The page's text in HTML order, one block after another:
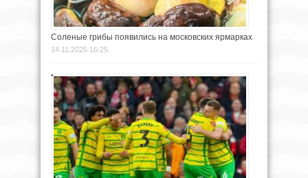
Соленые грибы появились на московских ярмарках
14.11.2025 16:25